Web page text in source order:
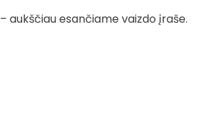
aukščiau esančiame vaizdo įraše.